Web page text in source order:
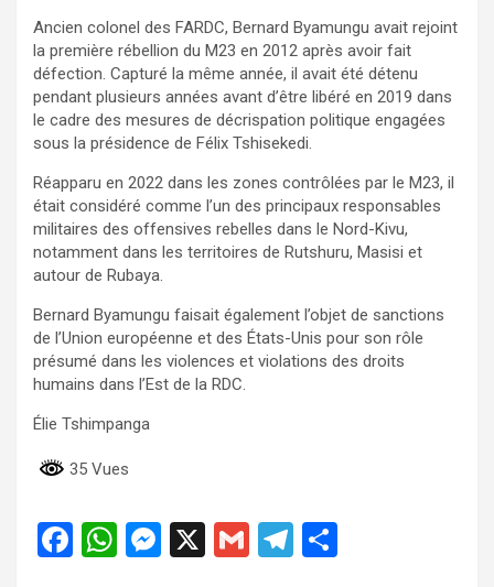
Ancien colonel des FARDC, Bernard Byamungu avait rejoint
la première rébellion du M23 en 2012 après avoir fait
défection. Capturé la même année, il avait été détenu
pendant plusieurs années avant d’être libéré en 2019 dans
le cadre des mesures de décrispation politique engagées
sous la présidence de Félix Tshisekedi.
Réapparu en 2022 dans les zones contrôlées par le M23, il
était considéré comme l’un des principaux responsables
militaires des offensives rebelles dans le Nord-Kivu,
notamment dans les territoires de Rutshuru, Masisi et
autour de Rubaya.
Bernard Byamungu faisait également l’objet de sanctions
de l’Union européenne et des États-Unis pour son rôle
présumé dans les violences et violations des droits
humains dans l’Est de la RDC.
Élie Tshimpanga
35 Vues
F
W M X
G
T